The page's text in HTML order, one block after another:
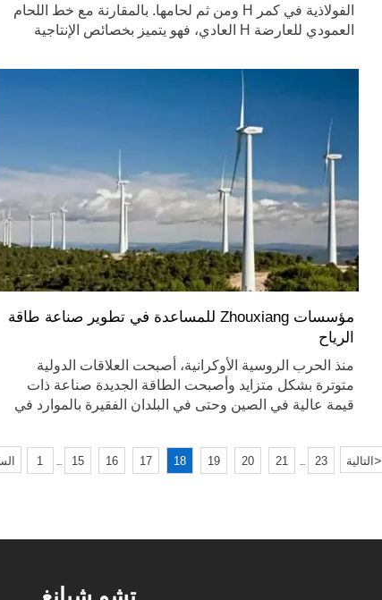
الفولاذية في كمر H ومن ثم لحامها. بالمقارنة مع خط اللحام
العمودي للعارضة H العادي، فهو يتميز بخصائص الإنتاجية
مؤسسات Zhouxiang للمساعدة في تطوير صناعة طاقة
الرياح
منذ الحرب الروسية الأوكرانية، أصبحت العلاقات الدولية
متوترة بشكل متزايد وأصبحت الطاقة الجديدة صناعة ذات
قيمة عالية في الصين وحتى في البلدان الفقيرة بالموارد في
1 15 16 17 18 19 20 21 23 التالية>